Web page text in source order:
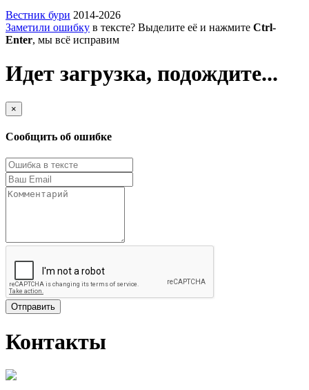
Вестник бури 2014-2026
Заметили ошибку в тексте? Выделите её и нажмите Ctrl-
Enter, мы всё исправим
Идет загрузка, подождите...
×
Сообщить об ошибке
Отправить
Контакты